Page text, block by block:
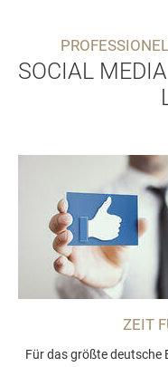
SOCIAL
ZEIT
Für das größte deutsche